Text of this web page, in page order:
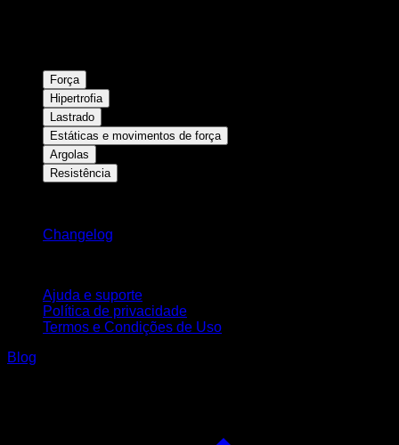
Força
Hipertrofia
Lastrado
Estáticas e movimentos de força
Argolas
Resistência
Changelog
Ajuda e suporte
Política de privacidade
Termos e Condições de Uso
Blog